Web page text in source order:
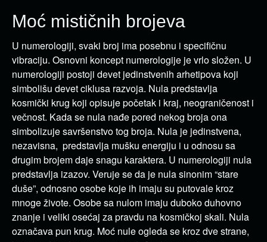
Moć mističnih brojeva
U numerologiji, svaki broj ima posebnu i specifičnu
vibraciju. Osnovni koncept numerologije je vrlo složen. U
numerologiji postoji devet jedinstvenih arhetipova koji
simbolišu devet ciklusa razvoja. Nula predstavlja
kosmički krug koji opisuje početak i kraj, neograničenost i
večnost. Kada se nula nađe pored nekog broja ona
simbolizuje savršenstvo tog broja. Nula je jedinstvena,
nezavisna, predstavlja mušku energiju i u odnosu sa
drugim brojem daje snagu karaktera. U numerologiji nula
predstavlja izazov. Veruje se da je nula sinonim “stare
duše”, odnosno osobe koje ih imaju su putovale kroz
mnoge živote. Osobe sa nulom imaju duboko duhovno
znanje i veliki osećaj za pravdu na kosmičkoj skali. Nula
označava pun krug. Moć nule ogleda se kroz dve strane,